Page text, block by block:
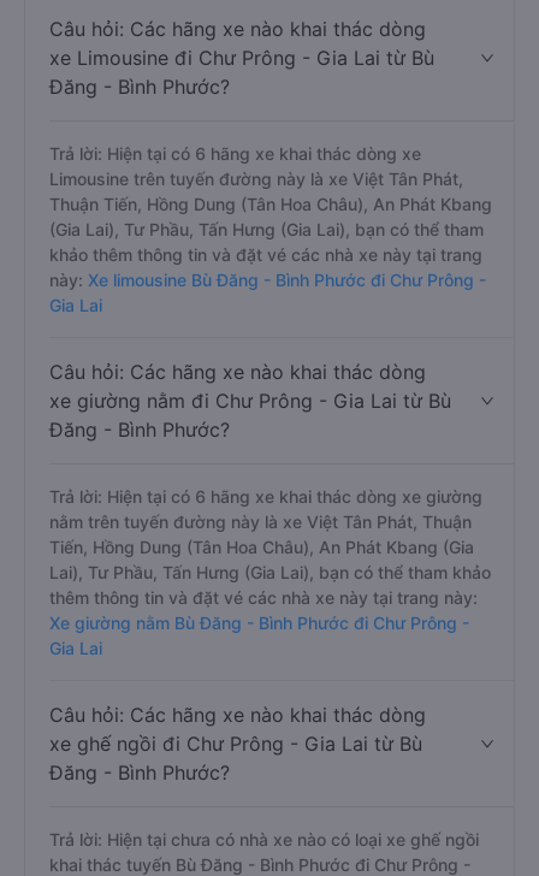
Câu hỏi: Các hãng xe nào khai thác dòng
xe Limousine đi Chư Prông - Gia Lai từ Bù
Đăng - Bình Phước?
Trả lời: Hiện tại có 6 hãng xe khai thác dòng xe
Limousine trên tuyến đường này là xe Việt Tân Phát,
Thuận Tiến, Hồng Dung (Tân Hoa Châu), An Phát Kbang
(Gia Lai), Tư Phầu, Tấn Hưng (Gia Lai), bạn có thể tham
khảo thêm thông tin và đặt vé các nhà xe này tại trang
này: Xe limousine Bù Đăng - Bình Phước đi Chư Prông -
Gia Lai
Câu hỏi: Các hãng xe nào khai thác dòng
xe giường nằm đi Chư Prông - Gia Lai từ Bù
Đăng - Bình Phước?
Trả lời: Hiện tại có 6 hãng xe khai thác dòng xe giường
nằm trên tuyến đường này là xe Việt Tân Phát, Thuận
Tiến, Hồng Dung (Tân Hoa Châu), An Phát Kbang (Gia
Lai), Tư Phầu, Tấn Hưng (Gia Lai), bạn có thể tham khảo
thêm thông tin và đặt vé các nhà xe này tại trang này:
Xe giường nằm Bù Đăng - Bình Phước đi Chư Prông -
Gia Lai
Câu hỏi: Các hãng xe nào khai thác dòng
xe ghế ngồi đi Chư Prông - Gia Lai từ Bù
Đăng - Bình Phước?
Trả lời: Hiện tại chưa có nhà xe nào có loại xe ghế ngồi
khai thác tuyến Bù Đăng - Bình Phước đi Chư Prông -